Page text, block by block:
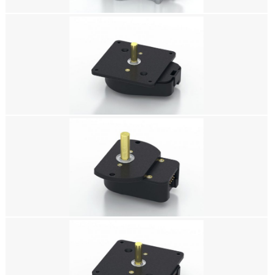
美国US DIGITAL编码器，HD25 工业金属光轴编码器，增量式光电编码器，
增量式光学编码器，增量式光轴编码器，增量式编码器，相对编码器，增量型
美国US DIGITAL编码器，H6 球轴承光轴编码器，增量式光电编码器，增量式
光学编码器，增量式光轴编码器，增量式编码器，相对编码器，增量型编码
美国US DIGITAL编码器，H5 球轴承光轴编码器，增量式光电编码器，增量式